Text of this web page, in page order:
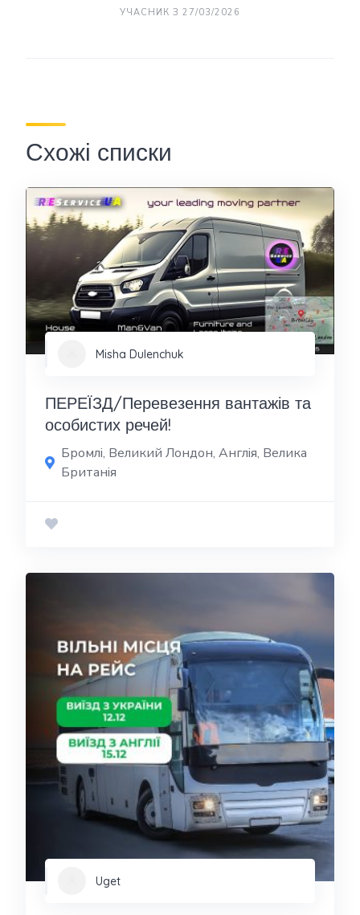
УЧАСНИК З 27/03/2026
Схожі списки
Misha Dulenchuk
ПЕРЕЇЗД/Перевезення вантажів та
особистих речей!
Бромлі, Великий Лондон, Англія, Велика
Британія
Uget